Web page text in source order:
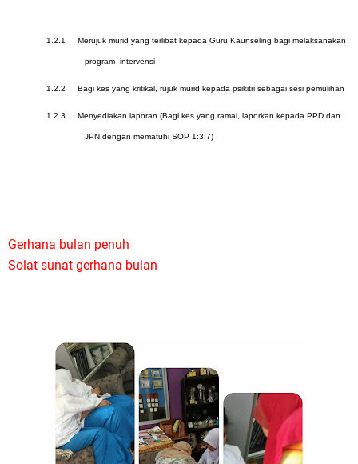
1.2.1 Merujuk murid yang terlibat kepada Guru Kaunseling bagi melaksanakan
program intervensi
1.2.2 Bagi kes yang kritikal, rujuk murid kepada psikitri sebagai sesi pemulihan
1.2.3 Menyediakan laporan (Bagi kes yang ramai, laporkan kepada PPD dan
JPN dengan mematuhi SOP 1:3:7)
Gerhana bulan penuh
Solat sunat gerhana bulan